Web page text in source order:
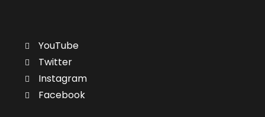
YouTube
Twitter
Instagram
Facebook